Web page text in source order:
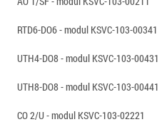
RTD6-DO6 - modul KSVC-103-00341
UTH4-DO8 - modul KSVC-103-00431
UTH8-DO8 - modul KSVC-103-00441
CO 2/U - modul KSVC-103-02221